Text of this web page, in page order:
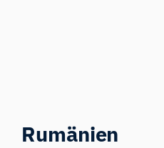
Rumänien